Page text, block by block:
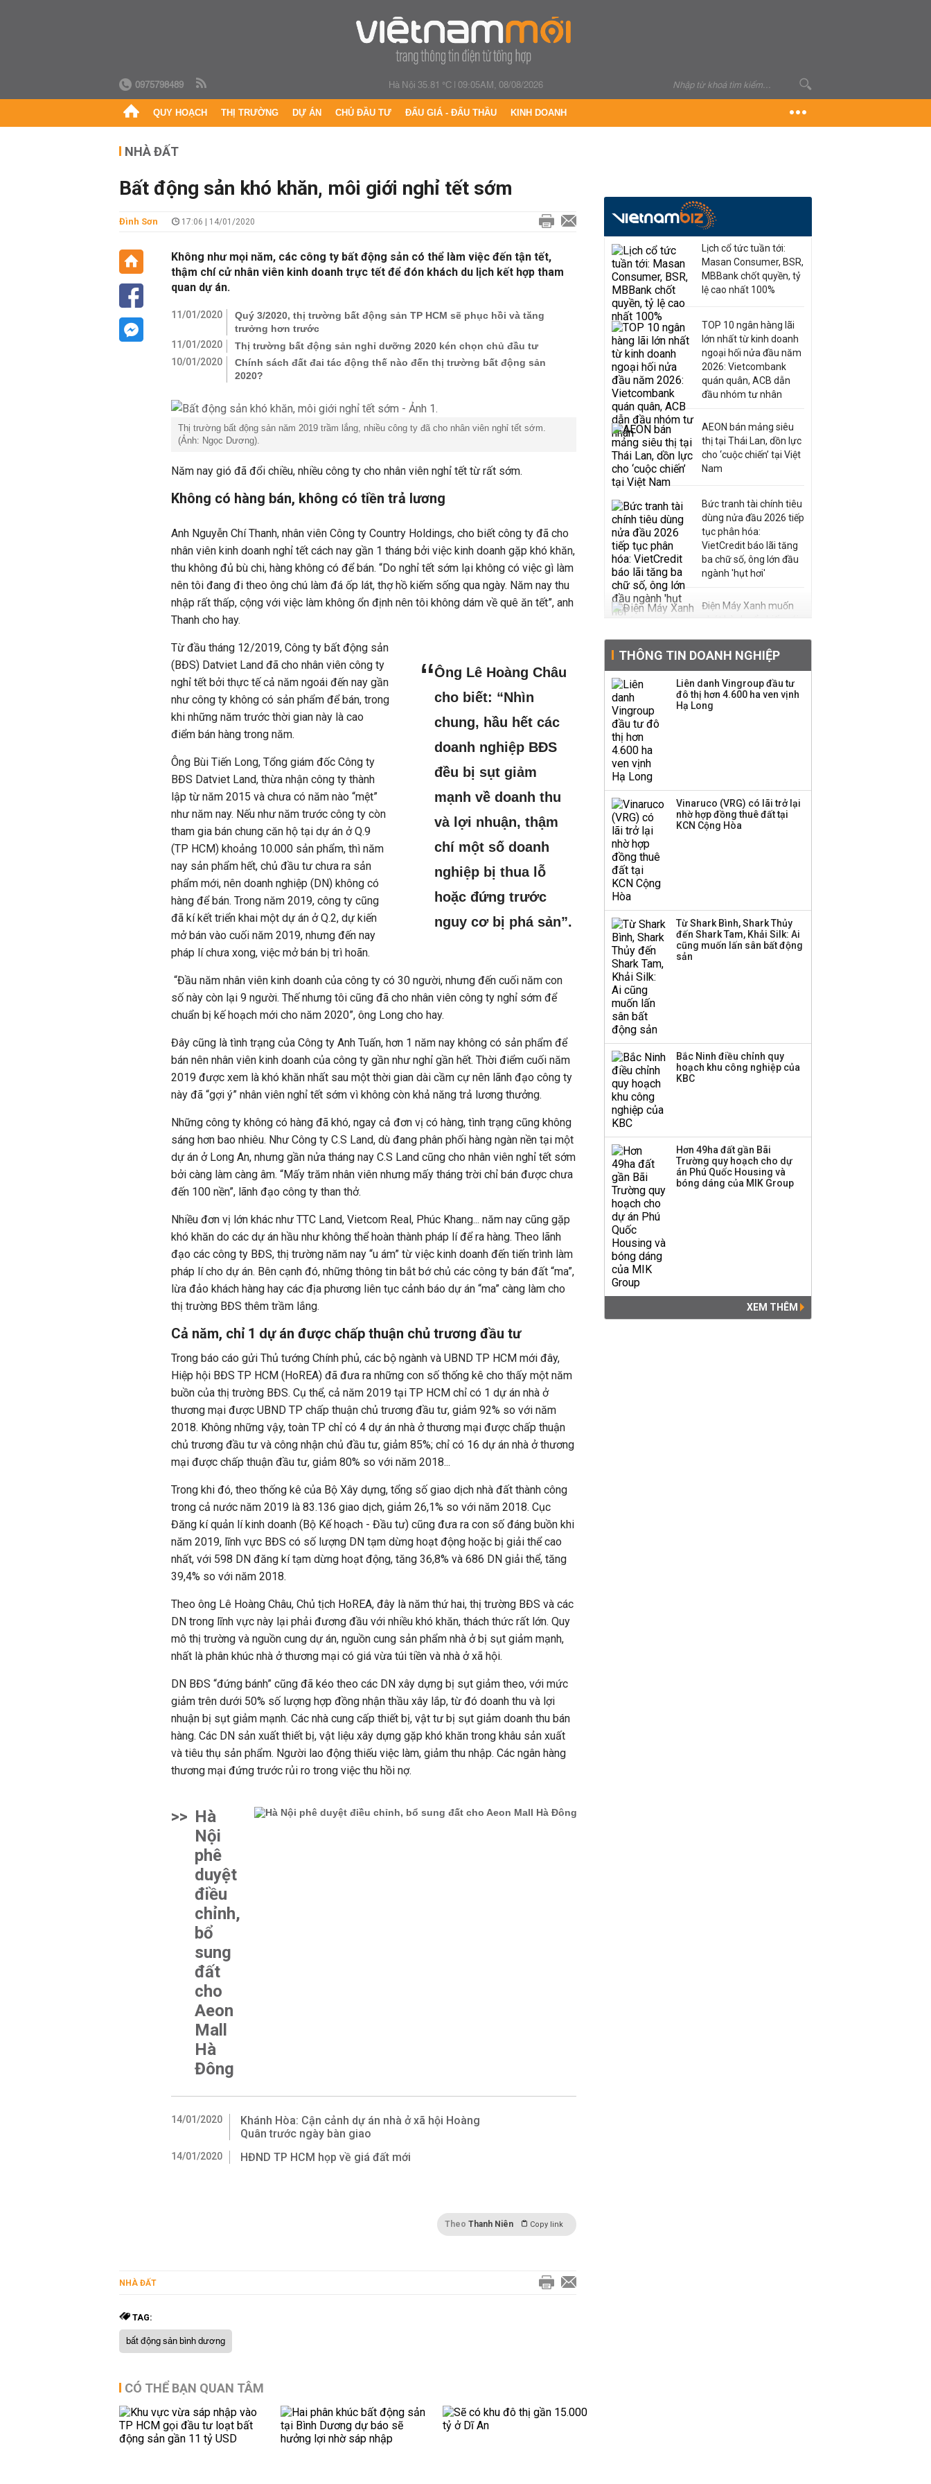
0975798489 Hà Nội 35.81 °C|09:05AM, 08/08/2026
QUY HOẠCH THỊ TRƯỜNG DỰ ÁN CHỦ ĐẦU TƯ ĐẤU GIÁ - ĐẤU THẦU KINH DOANH
NHÀ ĐẤT
Bất động sản khó khăn, môi giới nghỉ tết sớm
Đình Sơn 17:06 | 14/01/2020
Không như mọi năm, các công ty bất động sản có thể làm việc đến tận tết,
thậm chí cử nhân viên kinh doanh trực tết để đón khách du lịch kết hợp tham
quan dự án.
11/01/2020
Quý 3/2020, thị trường bất động sản TP HCM sẽ phục hồi và tăng
trưởng hơn trước
11/01/2020
Thị trường bất động sản nghỉ dưỡng 2020 kén chọn chủ đầu tư
10/01/2020
Chính sách đất đai tác động thế nào đến thị trường bất động sản
2020?
Thị trường bất động sản năm 2019 trầm lắng, nhiều công ty đã cho nhân viên nghỉ tết sớm.
(Ảnh: Ngọc Dương).
Năm nay gió đã đổi chiều, nhiều công ty cho nhân viên nghỉ tết từ rất sớm.
Không có hàng bán, không có tiền trả lương
Anh Nguyễn Chí Thanh, nhân viên Công ty Country Holdings, cho biết công ty đã cho
nhân viên kinh doanh nghỉ tết cách nay gần 1 tháng bởi việc kinh doanh gặp khó khăn,
thu không đủ bù chi, hàng không có để bán. “Do nghỉ tết sớm lại không có việc gì làm
nên tôi đang đi theo ông chú làm đá ốp lát, thợ hồ kiếm sống qua ngày. Năm nay thu
nhập rất thấp, cộng với việc làm không ổn định nên tôi không dám về quê ăn tết”, anh
Thanh cho hay.
Ông Lê Hoàng Châu
cho biết: “Nhìn
chung, hầu hết các
doanh nghiệp BĐS
đều bị sụt giảm
mạnh về doanh thu
và lợi nhuận, thậm
chí một số doanh
nghiệp bị thua lỗ
hoặc đứng trước
nguy cơ bị phá sản”.
Từ đầu tháng 12/2019, Công ty bất động sản
(BĐS) Datviet Land đã cho nhân viên công ty
nghỉ tết bởi thực tế cả năm ngoái đến nay gần
như công ty không có sản phẩm để bán, trong
khi những năm trước thời gian này là cao
điểm bán hàng trong năm.
Ông Bùi Tiến Long, Tổng giám đốc Công ty
BĐS Datviet Land, thừa nhận công ty thành
lập từ năm 2015 và chưa có năm nào “mệt”
như năm nay. Nếu như năm trước công ty còn
tham gia bán chung căn hộ tại dự án ở Q.9
(TP HCM) khoảng 10.000 sản phẩm, thì năm
nay sản phẩm hết, chủ đầu tư chưa ra sản
phẩm mới, nên doanh nghiệp (DN) không có
hàng để bán. Trong năm 2019, công ty cũng
đã kíkết triển khai một dự án ở Q.2, dự kiến
mở bán vào cuối năm 2019, nhưng đến nay
pháp líchưa xong, việc mở bán bị trì hoãn.
“Đầu năm nhân viên kinh doanh của công ty có 30 người, nhưng đến cuối năm con
số này còn lại 9 người. Thế nhưng tôi cũng đã cho nhân viên công ty nghỉ sớm để
chuẩn bị kế hoạch mới cho năm 2020”, ông Long cho hay.
Đây cũng là tình trạng của Công ty Anh Tuấn, hơn 1 năm nay không có sản phẩm để
bán nên nhân viên kinh doanh của công ty gần như nghỉ gần hết. Thời điểm cuối năm
2019 được xem là khó khăn nhất sau một thời gian dài cầm cự nên lãnh đạo công ty
này đã “gợi ý” nhân viên nghỉ tết sớm vì không còn khả năng trả lương thưởng.
Những công ty không có hàng đã khó, ngay cả đơn vị có hàng, tình trạng cũng không
sáng hơn bao nhiêu. Như Công ty C.S Land, dù đang phân phối hàng ngàn nền tại một
dự án ở Long An, nhưng gần nửa tháng nay C.S Land cũng cho nhân viên nghỉ tết sớm
bởi càng làm càng âm. “Mấy trăm nhân viên nhưng mấy tháng trời chỉ bán được chưa
đến 100 nền”, lãnh đạo công ty than thở.
Nhiều đơn vị lớn khác như TTC Land, Vietcom Real, Phúc Khang... năm nay cũng gặp
khó khăn do các dự án hầu như không thể hoàn thành pháp líđể ra hàng. Theo lãnh
đạo các công ty BĐS, thị trường năm nay “u ám” từ việc kinh doanh đến tiến trình làm
pháp lícho dự án. Bên cạnh đó, những thông tin bắt bớ chủ các công ty bán đất “ma”,
lừa đảo khách hàng hay các địa phương liên tục cảnh báo dự án “ma” càng làm cho
thị trường BĐS thêm trầm lắng.
Cả năm, chỉ 1 dự án được chấp thuận chủ trương đầu tư
Trong báo cáo gửi Thủ tướng Chính phủ, các bộ ngành và UBND TP HCM mới đây,
Hiệp hội BĐS TP HCM (HoREA) đã đưa ra những con số thống kê cho thấy một năm
buồn của thị trường BĐS. Cụ thể, cả năm 2019 tại TP HCM chỉ có 1 dự án nhà ở
thương mại được UBND TP chấp thuận chủ trương đầu tư, giảm 92% so với năm
2018. Không những vậy, toàn TP chỉ có 4 dự án nhà ở thương mại được chấp thuận
chủ trương đầu tư và công nhận chủ đầu tư, giảm 85%; chỉ có 16 dự án nhà ở thương
mại được chấp thuận đầu tư, giảm 80% so với năm 2018...
Trong khi đó, theo thống kê của Bộ Xây dựng, tổng số giao dịch nhà đất thành công
trong cả nước năm 2019 là 83.136 giao dịch, giảm 26,1% so với năm 2018. Cục
Đăng kíquản líkinh doanh (Bộ Kế hoạch - Đầu tư) cũng đưa ra con số đáng buồn khi
năm 2019, lĩnh vực BĐS có số lượng DN tạm dừng hoạt động hoặc bị giải thể cao
nhất, với 598 DN đăng kítạm dừng hoạt động, tăng 36,8% và 686 DN giải thể, tăng
39,4% so với năm 2018.
Theo ông Lê Hoàng Châu, Chủ tịch HoREA, đây là năm thứ hai, thị trường BĐS và các
DN trong lĩnh vực này lại phải đương đầu với nhiều khó khăn, thách thức rất lớn. Quy
mô thị trường và nguồn cung dự án, nguồn cung sản phẩm nhà ở bị sụt giảm mạnh,
nhất là phân khúc nhà ở thương mại có giá vừa túi tiền và nhà ở xã hội.
DN BĐS “đứng bánh” cũng đã kéo theo các DN xây dựng bị sụt giảm theo, với mức
giảm trên dưới 50% số lượng hợp đồng nhận thầu xây lắp, từ đó doanh thu và lợi
nhuận bị sụt giảm mạnh. Các nhà cung cấp thiết bị, vật tư bị sụt giảm doanh thu bán
hàng. Các DN sản xuất thiết bị, vật liệu xây dựng gặp khó khăn trong khâu sản xuất
và tiêu thụ sản phẩm. Người lao động thiếu việc làm, giảm thu nhập. Các ngân hàng
thương mại đứng trước rủi ro trong việc thu hồi nợ.
>> Hà
Nội
phê
duyệt
điều
chỉnh,
bổ
sung
đất
cho
Aeon
Mall
Hà
Đông
14/01/2020
Khánh Hòa: Cận cảnh dự án nhà ở xã hội Hoàng
Quân trước ngày bàn giao
14/01/2020 HĐND TP HCM họp về giá đất mới
Theo Thanh Niên Copy link
NHÀ ĐẤT
TAG:
bất động sản bình dương
CÓ THỂ BẠN QUAN TÂM
Lịch cổ tức tuần tới:
Masan Consumer, BSR,
MBBank chốt quyền, tỷ
lệ cao nhất 100%
TOP 10 ngân hàng lãi
lớn nhất từ kinh doanh
ngoại hối nửa đầu năm
2026: Vietcombank
quán quân, ACB dẫn
đầu nhóm tư nhân
AEON bán mảng siêu
thị tại Thái Lan, dồn lực
cho ‘cuộc chiến’ tại Việt
Nam
Bức tranh tài chính tiêu
dùng nửa đầu 2026 tiếp
tục phân hóa:
VietCredit báo lãi tăng
ba chữ số, ông lớn đầu
ngành 'hụt hơi'
Điện Máy Xanh muốn
phát hành cổ phiếu với
Sau nhịp điều chỉnh
mạnh, CTCK nhìn thấy
cơ hội ở nhóm cổ phiếu
thanh lý toàn bộ cửa
hàng
Công ty 100 tỷ của
Huấn Hoa Hồng bỗng
dưng ‘biến mất’, một
THÔNG TIN DOANH NGHIỆP
Liên danh Vingroup đầu tư
đô thị hơn 4.600 ha ven vịnh
Hạ Long
Vinaruco (VRG) có lãi trở lại
nhờ hợp đồng thuê đất tại
KCN Cộng Hòa
Từ Shark Bình, Shark Thủy
đến Shark Tam, Khải Silk: Ai
cũng muốn lấn sân bất động
sản
Bắc Ninh điều chỉnh quy
hoạch khu công nghiệp của
KBC
Hơn 49ha đất gần Bãi
Trường quy hoạch cho dự
án Phú Quốc Housing và
bóng dáng của MIK Group
XEM THÊM